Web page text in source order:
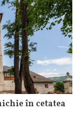
în cetatea